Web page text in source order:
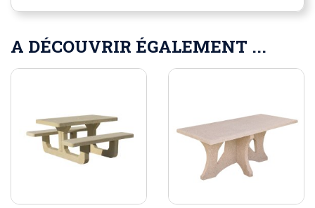
A DÉCOUVRIR ÉGALEMENT ...